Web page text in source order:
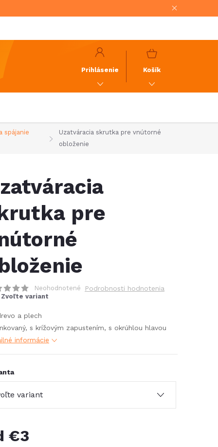
Prihlásenie
NÁKUPNÝ
Košík
spájanie
Uzatváracia skrutka pre vnútorné
obloženie
pre
Neohodnotené Podrobnosti hodnotenia
Zvoľte variant
a plech
s krížovým zapustením, s okrúhlou hlavou
informácie
€3